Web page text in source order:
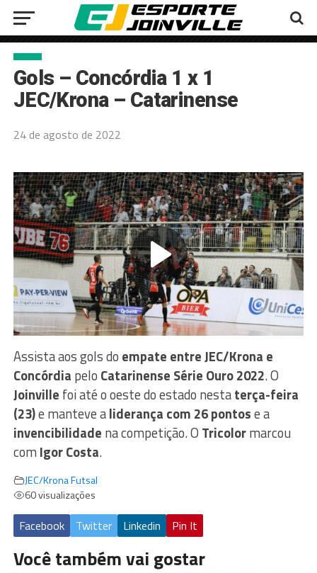
Gols – Concórdia 1 x 1
JEC/Krona – Catarinense
24 de agosto de 2022
Assista aos gols do empate entre JEC/Krona e
Concórdia pelo Catarinense Série Ouro 2022. O
Joinville foi até o oeste do estado nestaterça-feira
(23)e manteve aliderança com 26 pontose a
invencibilidade na competição. O Tricolormarcou
com Igor Costa.
JEC/Krona Futsal
60 visualizações
Facebook Twitter Linkedin Pin It
Você também vai gostar